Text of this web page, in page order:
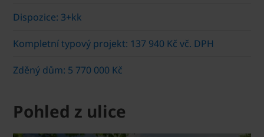
Dispozice: 3+kk
Kompletní typový projekt: 137 940 Kč vč. DPH
Zděný dům: 5 770 000 Kč
Pohled z ulice